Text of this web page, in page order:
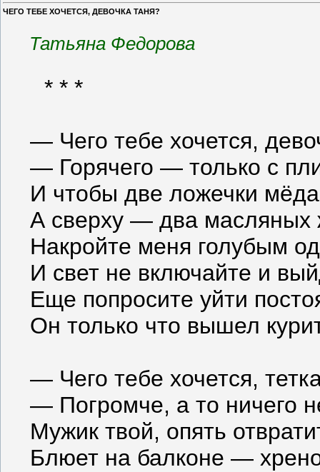
ЧЕГО ТЕБЕ ХОЧЕТСЯ, ДЕВОЧКА ТАНЯ?
Татьяна Федорова
* * *
— Чего тебе хочется,
— Горячего — только с
И чтобы две ложечки мёда
А сверху — два масляных
Накройте меня голубым
И свет не включайте и
Еще попросите уйти
Он только что вышел
— Чего тебе хочется,
— Погромче, а то ничего
Мужик твой, опять
Блюет на балконе —